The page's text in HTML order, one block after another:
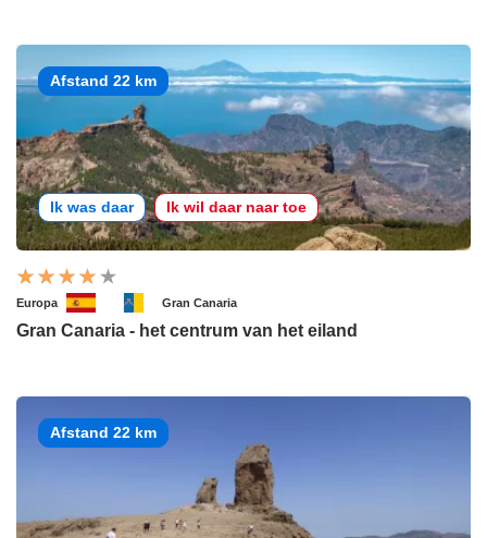
Afstand 22 km
Ik was daar Ik wil daar naar toe
Europa Gran Canaria
Gran Canaria - het centrum van het eiland
Afstand 22 km